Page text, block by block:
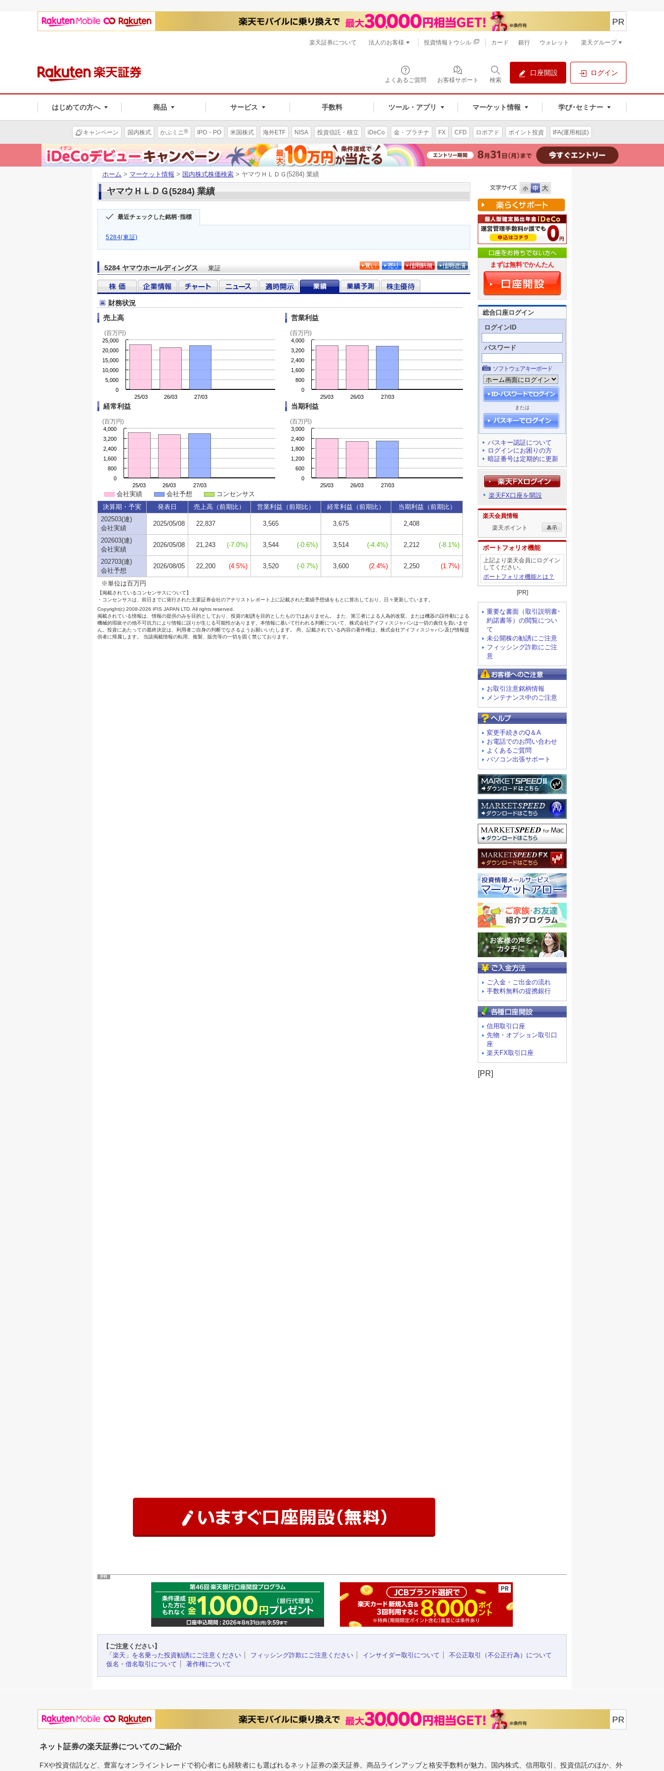
よくあるご質問 お客様サポート 検索
口座開設 ログイン
はじめての方へ 商品 サービス 手数料 ツール・アプリ マーケット情報 学び･セミナー
PR
楽天証券について 法人のお客様 投資情報トウシル カード 銀行 ウォレット 楽天グループ
キャンペーン 国内株式 かぶミニ® IPO・PO 米国株式 海外ETF NISA 投資信託・積立 iDeCo 金・プラチナ FX CFD ロボアド ポイント投資 IFA(運用相談)
ホーム > マーケット情報 > 国内株式株価検索 > ヤマウＨＬＤＧ(5284) 業績
ヤマウＨＬＤＧ(5284) 業績
最近チェックした銘柄･指標
5284(東証)
5284 ヤマウホールディングス 東証 まずは無料でかんたん
総合口座ログイン
ログインID
パスワード
ソフトウェアキーボード
または
パスキー認証について
ログインにお困りの方
暗証番号は定期的に更新
楽天FX口座を開設
楽天会員情報
楽天ポイント
ポートフォリオ機能
上記より楽天会員にログイン
してください。
ポートフォリオ機能とは？
[PR]
重要な書面（取引説明書･
約諾書等）の閲覧につい
て
未公開株の勧誘にご注意
フィッシング詐欺にご注
意
お取引注意銘柄情報
メンテナンス中のご注意
変更手続きのQ＆A
お電話でのお問い合わせ
よくあるご質問
パソコン出張サポート
ご入金・ご出金の流れ
手数料無料の提携銀行
信用取引口座
先物・オプション取引口
座
楽天FX取引口座
[PR]
PR
【ご注意ください】
「楽天」を名乗った投資勧誘にご注意ください
フィッシング詐欺にご注意ください インサイダー取引について
不公正取引（不公正行為）について
仮名・借名取引について
著作権について
PR
ネット証券の楽天証券についてのご紹介
FXや投資信託など、豊富なオンライントレードで初心者にも経験者にも選ばれるネット証券の楽天証券。商品ラインアップと格安手数料が魅力。国内株式、信用取引、投資信託のほか、外